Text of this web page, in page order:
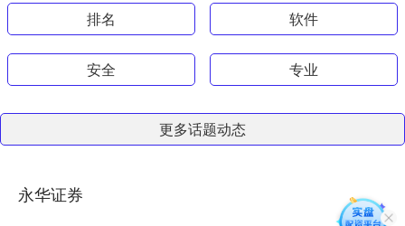
排名 软件
安全 专业
更多话题动态
永华证券